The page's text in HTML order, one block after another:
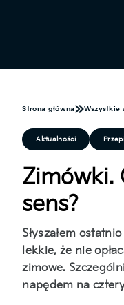
Strona główna Wszystkie
Aktualności
Zimówki.
sens?
Słyszałem
lekkie, że nie
zimowe.
napędem na